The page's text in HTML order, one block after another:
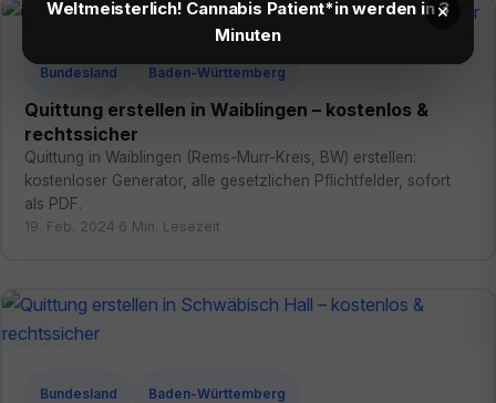
Bundesland Baden-Württemberg
Quittung erstellen in Waiblingen – kostenlos &
rechtssicher
Quittung in Waiblingen (Rems-Murr-Kreis, BW) erstellen:
kostenloser Generator, alle gesetzlichen Pflichtfelder, sofort
als PDF.
19. Feb. 2024 6 Min. Lesezeit
Bundesland Baden-Württemberg
Weltmeisterlich! Cannabis Patient*in werden in 3
Minuten
×